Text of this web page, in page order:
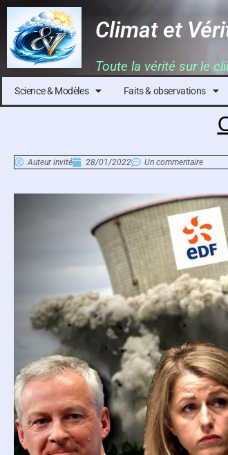
Climat et
Toute la vérité sur le
Science & Modèles Faits & observations
Auteur invité 28/01/2022 Un commentaire